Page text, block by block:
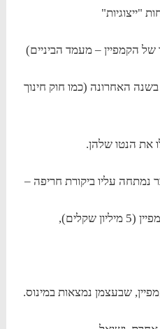
הקמפיין – מעמד הביניים)
האחרונה (כמו חוק חינוך
את הנטו שלהן.
נמתחה עליו ביקורת חריפה –
שקלים),
שבעצמן נמצאות במינוס.